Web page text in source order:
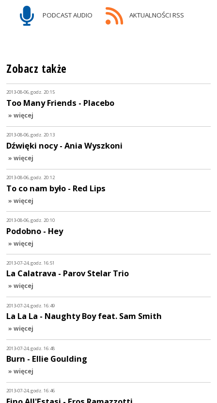
PODCAST AUDIO AKTUALNOŚCI RSS
Zobacz także
2013-08-06, godz. 20:15
Too Many Friends - Placebo
» więcej
2013-08-06, godz. 20:13
Dźwięki nocy - Ania Wyszkoni
» więcej
2013-08-06, godz. 20:12
To co nam było - Red Lips
» więcej
2013-08-06, godz. 20:10
Podobno - Hey
» więcej
2013-07-24, godz. 16:51
La Calatrava - Parov Stelar Trio
» więcej
2013-07-24, godz. 16:49
La La La - Naughty Boy feat. Sam Smith
» więcej
2013-07-24, godz. 16:48
Burn - Ellie Goulding
» więcej
2013-07-24, godz. 16:46